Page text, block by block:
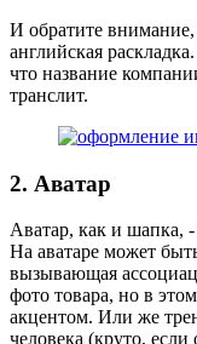
И обратите
английская
что название
транслит.
2. Аватар
Аватар, как и шапка, -
На аватаре может
вызывающая
фото товара, но в
акцентом. Или же
человека (круто,